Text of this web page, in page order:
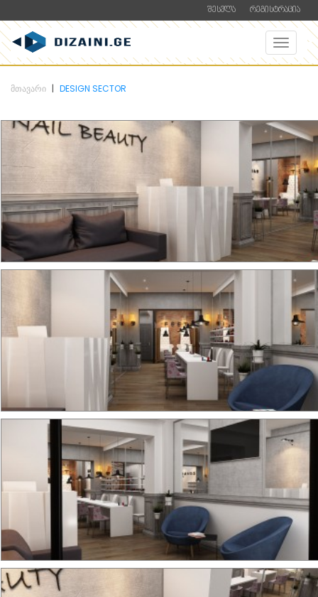
ᲨᲔᲡᲕᲚᲐ ᲠᲔᲒᲘᲡᲢᲠᲐᲪᲘᲐ
ᲛᲗᲐᲕᲐᲠᲘ DESIGN SECTOR